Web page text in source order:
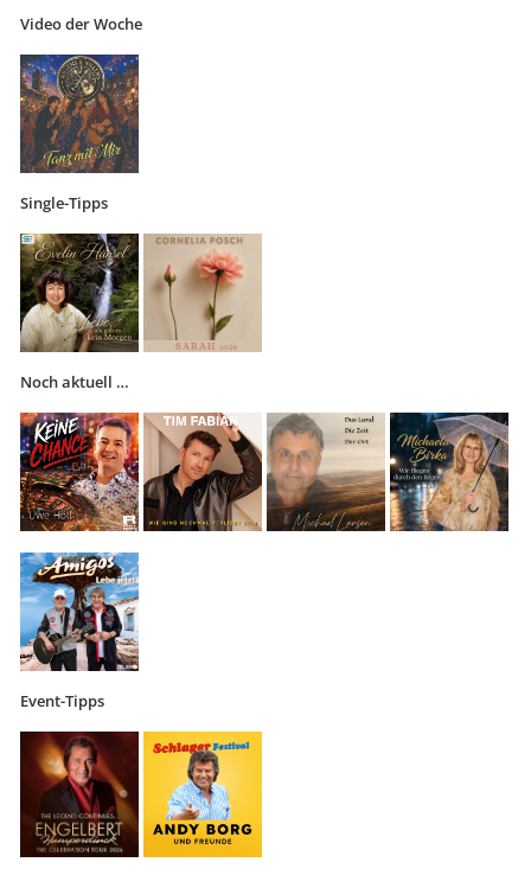
Video der Woche
Single-Tipps
Noch aktuell …
Event-Tipps